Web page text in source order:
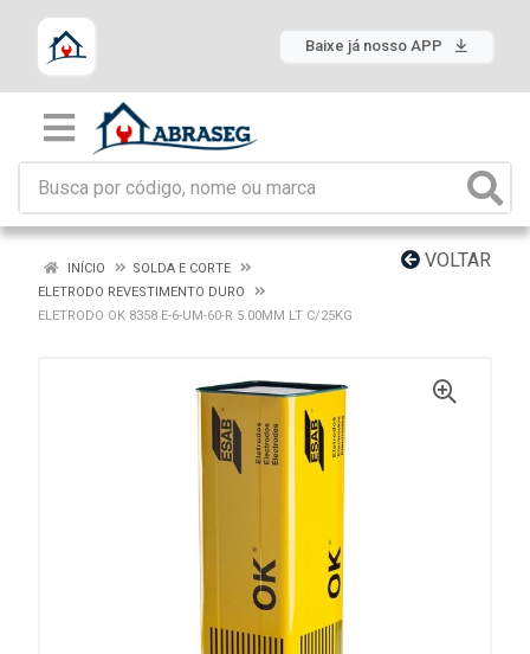
Baixe já nosso APP
VOLTAR
INÍCIO
SOLDA E CORTE
ELETRODO REVESTIMENTO DURO
ELETRODO OK 8358 E-6-UM-60-R 5.00MM LT C/25KG